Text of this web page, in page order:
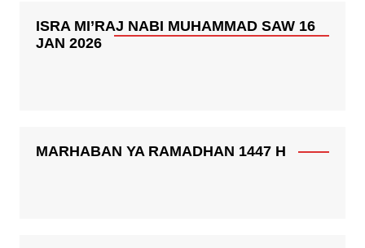
ISRA MI’RAJ NABI MUHAMMAD SAW 16
JAN 2026
MARHABAN YA RAMADHAN 1447 H